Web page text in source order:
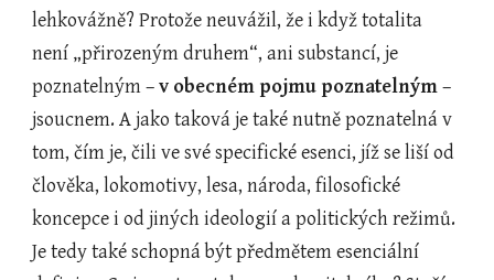
lehkovážně? Protože neuvážil, že i když totalita
není „přirozeným druhem“, ani substancí, je
poznatelným – v obecném pojmu poznatelným –
jsoucnem. A jako taková je také nutně poznatelná v
tom, čím je, čili ve své specifické esenci, jíž se liší od
člověka, lokomotivy, lesa, národa, filosofické
koncepce i od jiných ideologií a politických režimů.
Je tedy také schopná být předmětem esenciální